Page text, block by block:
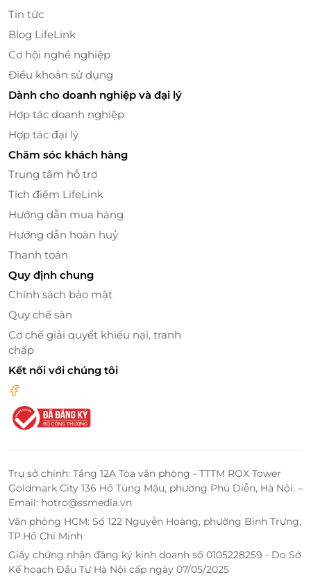
Giá gồm VAT, gồm phí phục vụ. Vui lòng báo
trước khi cần xuất hóa đơn
Tin tức
Blog LifeLink
Cơ hội nghề nghiệp
Điều khoản sử dụng
Dành cho doanh nghiệp và đại lý
Hợp tác doanh nghiệp
Hợp tác đại lý
Chăm sóc khách hàng
Trung tâm hỗ trợ
Tích điểm LifeLink
Hướng dẫn mua hàng
Hướng dẫn hoàn huỷ
Thanh toán
Quy định chung
Chính sách bảo mật
Quy chế sàn
Cơ chế giải quyết khiếu nại, tranh
chấp
Kết nối với chúng tôi
Trụ sở chính: Tầng 12A Tòa văn phòng - TTTM ROX Tower
Goldmark City 136 Hồ Tùng Mậu, phường Phú Diễn, Hà Nội. –
Email: hotro@ssmedia.vn
Văn phòng HCM: Số 122 Nguyễn Hoàng, phường Bình Trưng,
TP.Hồ Chí Minh
Giấy chứng nhận đăng ký kinh doanh số 0105228259 - Do Sở
Kế hoạch Đầu Tư Hà Nội cấp ngày 07/05/2025